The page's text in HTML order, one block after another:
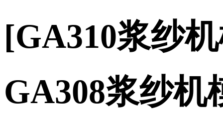
[GA310浆纱
GA308浆纱机